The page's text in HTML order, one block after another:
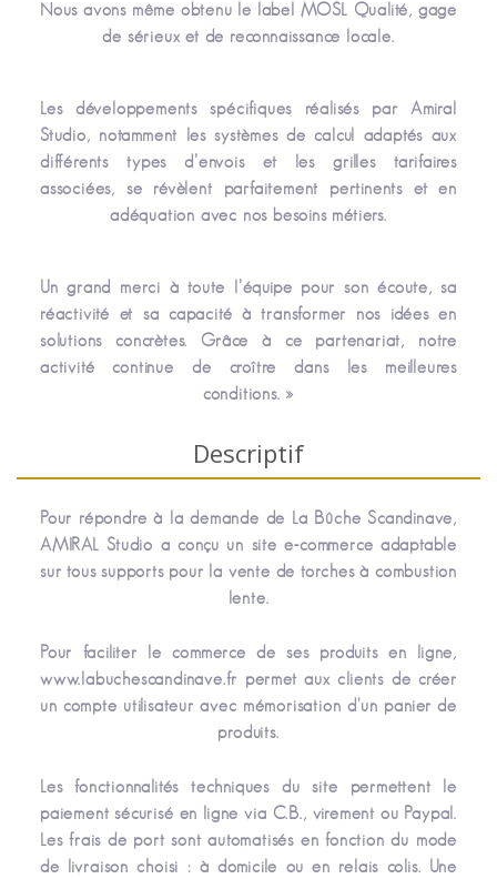
Nous avons même obtenu le label MOSL Qualité, gage
de sérieux et de reconnaissance locale.
Les développements spécifiques réalisés par Amiral
Studio, notamment les systèmes de calcul adaptés aux
différents types d’envois et les grilles tarifaires
associées, se révèlent parfaitement pertinents et en
adéquation avec nos besoins métiers.
Un grand merci à toute l’équipe pour son écoute, sa
réactivité et sa capacité à transformer nos idées en
solutions concrètes. Grâce à ce partenariat, notre
activité continue de croître dans les meilleures
conditions. »
Descriptif
Pour répondre à la demande de La Bûche Scandinave,
AMIRAL Studio a conçu un site e-commerce adaptable
sur tous supports pour la vente de torches à combustion
lente.
Pour faciliter le commerce de ses produits en ligne,
www.labuchescandinave.fr permet aux clients de créer
un compte utilisateur avec mémorisation d'un panier de
produits.
Les fonctionnalités techniques du site permettent le
paiement sécurisé en ligne via C.B., virement ou Paypal.
Les frais de port sont automatisés en fonction du mode
de livraison choisi : à domicile ou en relais colis. Une